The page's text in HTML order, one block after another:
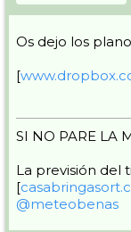
Os dejo los
[
SI NO PARE LA
La previsión del
[
@meteobenas